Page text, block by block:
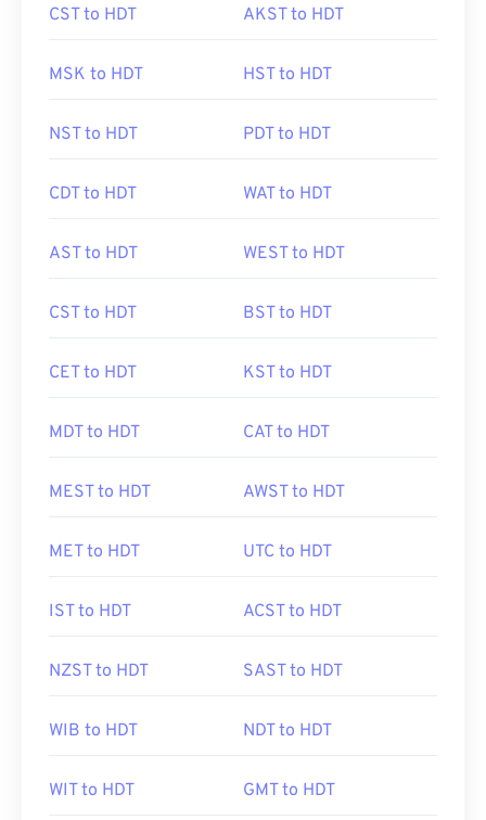
CST to HDT AKST to HDT
MSK to HDT HST to HDT
NST to HDT PDT to HDT
CDT to HDT WAT to HDT
AST to HDT WEST to HDT
CST to HDT BST to HDT
CET to HDT KST to HDT
MDT to HDT CAT to HDT
MEST to HDT AWST to HDT
MET to HDT UTC to HDT
IST to HDT ACST to HDT
NZST to HDT SAST to HDT
WIB to HDT NDT to HDT
WIT to HDT GMT to HDT